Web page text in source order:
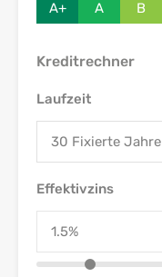
A+ A B
Kreditrechner
Laufzeit
30 Fixierte Jahre
Effektivzins